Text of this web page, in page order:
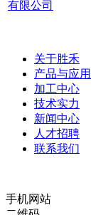
关于胜禾
产品与应用
加工中心
技术实力
新闻中心
人才招聘
联系我们
手机网站